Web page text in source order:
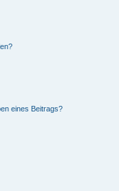
eines Beitrags?